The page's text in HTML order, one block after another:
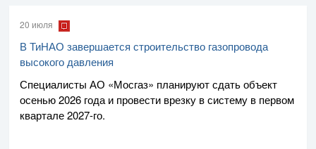
20 июля
В ТиНАО завершается строительство газопровода
высокого давления
Специалисты АО «Мосгаз» планируют сдать объект
осенью 2026 года и провести врезку в систему в первом
квартале2027-го.